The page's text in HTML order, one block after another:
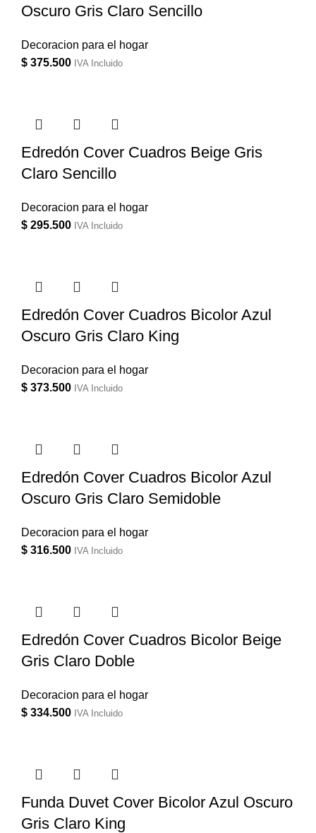
Oscuro Gris Claro Sencillo
Decoracion para el hogar
$ 375.500 IVA Incluido
Edredón Cover Cuadros Beige Gris
Claro Sencillo
Decoracion para el hogar
$ 295.500 IVA Incluido
Edredón Cover Cuadros Bicolor Azul
Oscuro Gris Claro King
Decoracion para el hogar
$ 373.500 IVA Incluido
Edredón Cover Cuadros Bicolor Azul
Oscuro Gris Claro Semidoble
Decoracion para el hogar
$ 316.500 IVA Incluido
Edredón Cover Cuadros Bicolor Beige
Gris Claro Doble
Decoracion para el hogar
$ 334.500 IVA Incluido
Funda Duvet Cover Bicolor Azul Oscuro
Gris Claro King